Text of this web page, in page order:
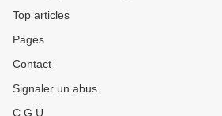
Top articles
Pages
Contact
Signaler un abus
C.G.U.